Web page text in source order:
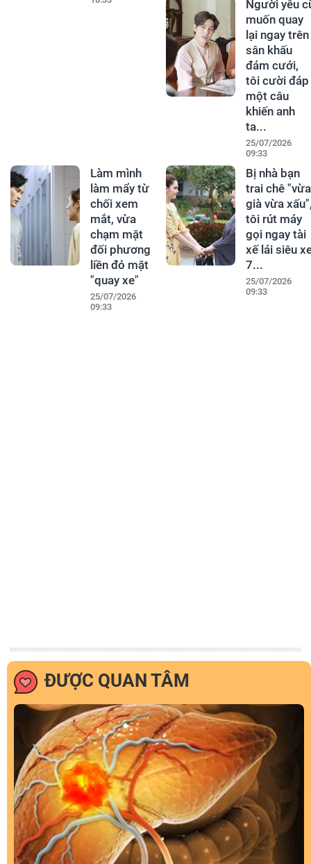
Người yêu
muốn quay
lại ngay trên
sân khấu
đám cưới,
tôi cười đáp
một câu
khiến anh
ta...
25/07/2026
09:33
Làm mình
làm mẩy từ
chối xem
mắt, vừa
chạm mặt
đối phương
liền đỏ mặt
"quay xe"
25/07/2026
09:33
Bị nhà bạn
trai chê "vừa
già vừa
tôi rút máy
gọi ngay tài
xế lái siêu
7...
25/07/2026
09:33
ĐƯỢC QUAN TÂM